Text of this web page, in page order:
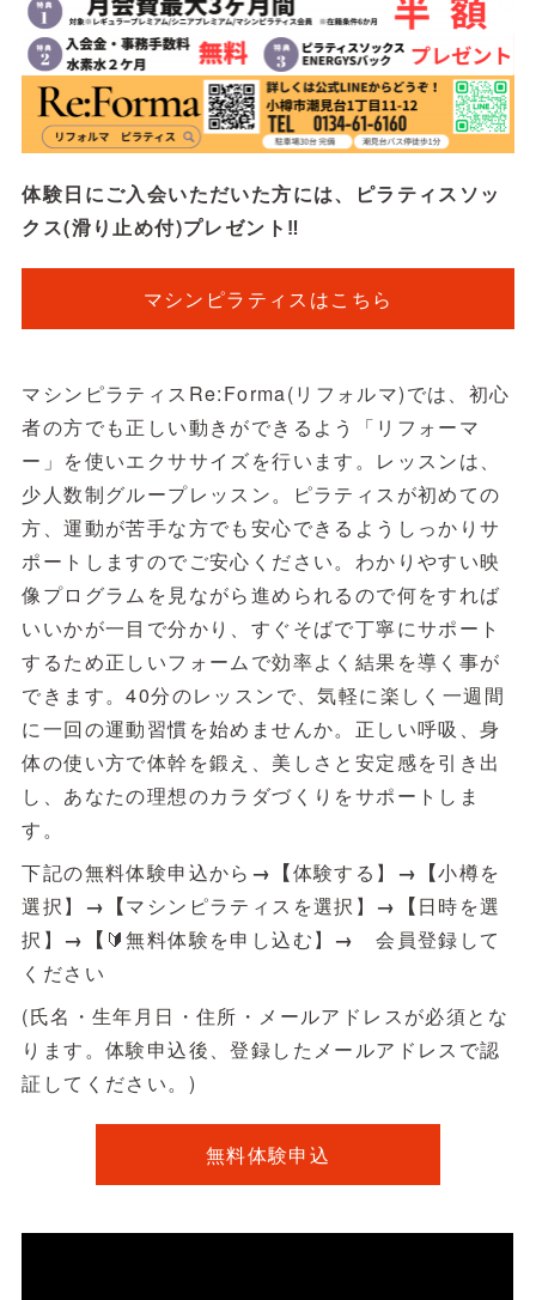
体験日にご入会いただいた方には、ピラティスソッ
クス(滑り止め付)プレゼント‼
マシンピラティスはこちら
マシンピラティスRe:Forma(リフォルマ)では、初心
者の方でも正しい動きができるよう「リフォーマ
ー」を使いエクササイズを行います。レッスンは、
少人数制グループレッスン。ピラティスが初めての
方、運動が苦手な方でも安心できるようしっかりサ
ポートしますのでご安心ください。わかりやすい映
像プログラムを見ながら進められるので何をすれば
いいかが一目で分かり、すぐそばで丁寧にサポート
するため正しいフォームで効率よく結果を導く事が
できます。40分のレッスンで、気軽に楽しく一週間
に一回の運動習慣を始めませんか。正しい呼吸、身
体の使い方で体幹を鍛え、美しさと安定感を引き出
し、あなたの理想のカラダづくりをサポートしま
す。
下記の無料体験申込から →【体験する】 →【小樽を
選択】
→【マシンピラティスを選択】 →【日時を選
択】 →【 🔰無料体験を申し込む】 →
会員登録して
ください
(氏名・生年月日・住所・メールアドレスが必須とな
ります。体験申込後、登録したメールアドレスで認
証してください。)
無料体験申込